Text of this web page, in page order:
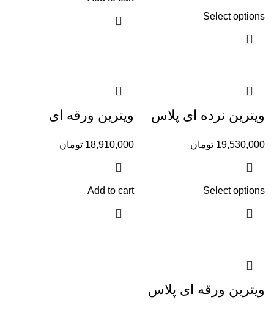
Select options
ویترین نرده ای پلاس
19,530,000 تومان
Select options
ویترین ورقه ای
18,910,000 تومان
Add to cart
ویترین ورقه ای پلاس